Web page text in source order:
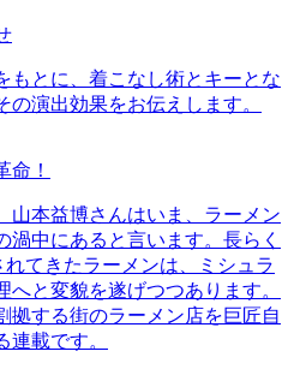
もとに、着こなし術とキーとな
の演出効果をお伝えします。
命！
山本益博さんはいま、ラーメン
渦中にあると言います。長らく
てきたラーメンは、ミシュラ
へと変貌を遂げつつあります。
拠する街のラーメン店を巨匠自
連載です。